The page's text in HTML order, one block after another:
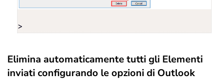
>
Elimina automaticamente tutti gli Elementi
inviati configurando le opzioni di Outlook